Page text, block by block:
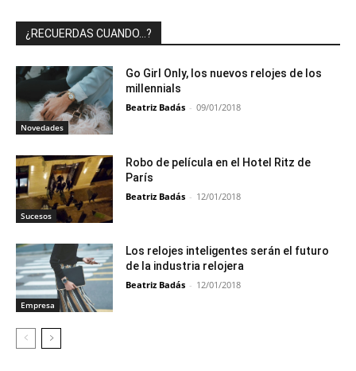
¿RECUERDAS CUANDO…?
Novedades
Go Girl Only, los nuevos relojes de los
millennials
Beatriz Badás - 09/01/2018
Sucesos
Robo de película en el Hotel Ritz de
París
Beatriz Badás - 12/01/2018
Empresa
Los relojes inteligentes serán el futuro
de la industria relojera
Beatriz Badás - 12/01/2018